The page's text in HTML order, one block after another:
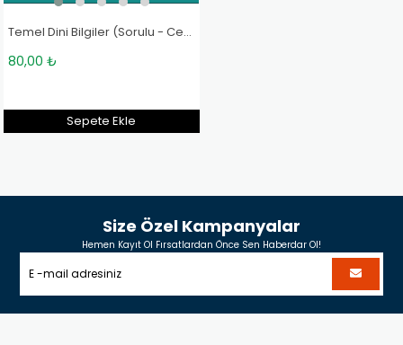
Temel Dini Bilgiler (Sorulu - Cevaplı) - Ramazan Turan, İsmail Günday
80,00 ₺
Sepete Ekle
Size Özel Kampanyalar
Hemen Kayıt Ol Fırsatlardan Önce Sen Haberdar Ol!